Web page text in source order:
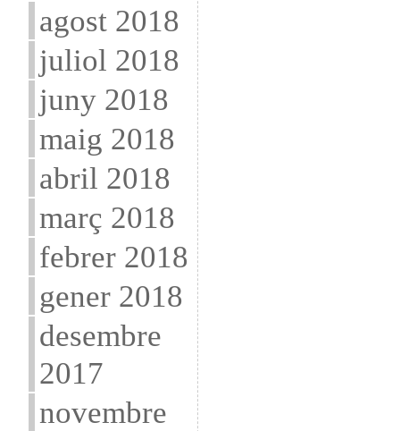
agost 2018
juliol 2018
juny 2018
maig 2018
abril 2018
març 2018
febrer 2018
gener 2018
desembre
2017
novembre